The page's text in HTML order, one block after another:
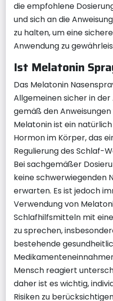
die empfohlene
und sich an die
zu halten, um eine
Anwendung zu
Ist Melatonin
Das Melatonin
Allgemeinen sicher in der
gemäß den
Melatonin ist ein
Hormon im Körper, das
Regulierung des Schlaf-
Bei sachgemäßer
keine schwerwiegenden
erwarten. Es ist jedoch
Verwendung von
Schlafhilfsmitteln mit
zu sprechen,
bestehende
Mensch reagiert
daher ist es wichtig,
Risiken zu